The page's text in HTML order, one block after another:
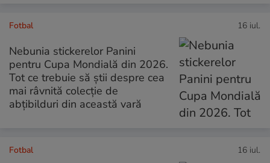
Fotbal 16 iul.
Nebunia stickerelor Panini
pentru Cupa Mondială din 2026.
Tot ce trebuie să știi despre cea
mai râvnită colecție de
abțibilduri din această vară
Fotbal 16 iul.